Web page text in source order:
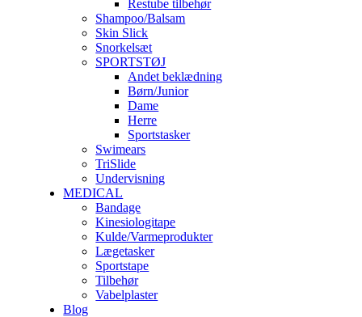
Restube tilbehør
Shampoo/Balsam
Skin Slick
Snorkelsæt
SPORTSTØJ
Andet beklædning
Børn/Junior
Dame
Herre
Sportstasker
Swimears
TriSlide
Undervisning
MEDICAL
Bandage
Kinesiologitape
Kulde/Varmeprodukter
Lægetasker
Sportstape
Tilbehør
Vabelplaster
Blog